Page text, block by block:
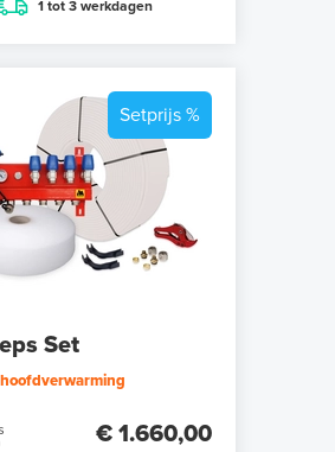
1 tot 3 werkdagen
Setprijs %
Set
€ 1.660,00